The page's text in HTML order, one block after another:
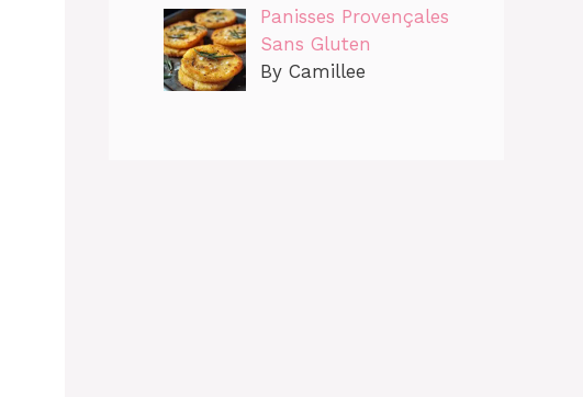
Panisses Provençales
Sans Gluten
By Camillee